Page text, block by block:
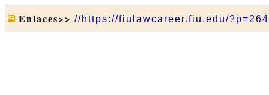
Enlaces>> //https://fiulawcareer.fiu.edu/